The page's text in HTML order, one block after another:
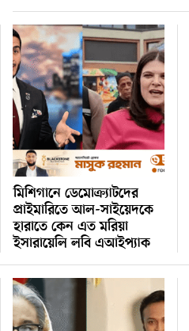
মিশিগানে ডেমোক্র্যাটদের
প্রাইমারিতে আল-সাইয়েদকে
হারাতে কেন এত মরিয়া
ইসারায়েলি লবি এআইপ্যাক